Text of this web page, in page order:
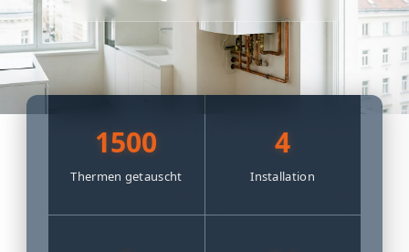
1500
Thermen getauscht
4
Installation